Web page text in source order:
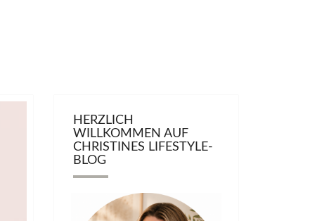
HERZLICH
WILLKOMMEN AUF
CHRISTINES LIFESTYLE-
BLOG